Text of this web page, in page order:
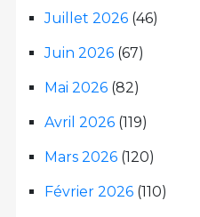
Juillet 2026 (46)
Juin 2026 (67)
Mai 2026 (82)
Avril 2026 (119)
Mars 2026 (120)
Février 2026 (110)